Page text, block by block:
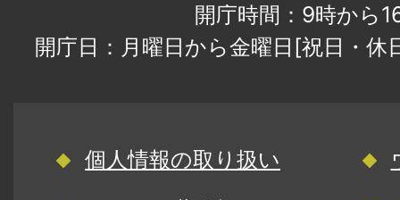
開庁時間：9時から
開庁日：月曜日から金曜日[祝日・
個人情報の取り扱い